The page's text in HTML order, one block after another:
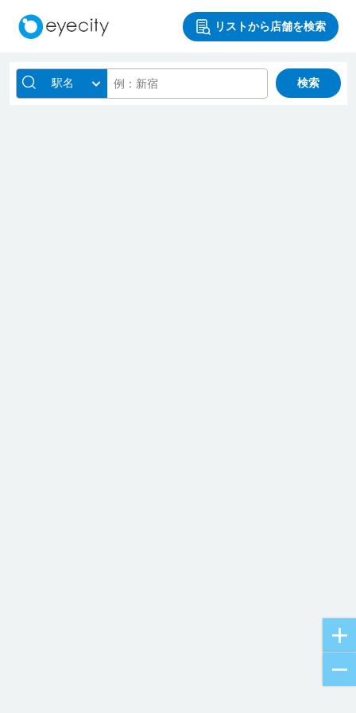
リストから店舗を検索
駅名 検索